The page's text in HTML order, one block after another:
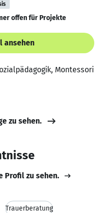
offen für Projekte
ansehen
Montessori
zu sehen.
Profil zu sehen.
Trauerberatung